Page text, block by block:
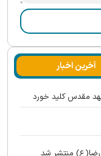
آخرین اخبار
مقدس کلید خورد
رضا(ع) منتشر شد